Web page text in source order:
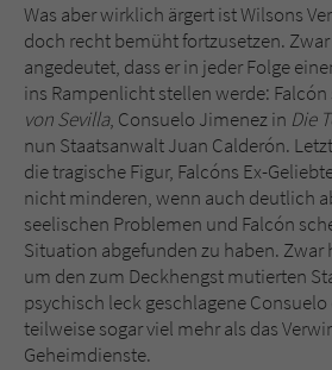
Was aber wirklich ärgert ist Wilsons
doch recht bemüht fortzusetzen.
angedeutet, dass er in jeder Folge
ins Rampenlicht stellen werde: Falcón
von Sevilla, Consuelo Jimenez in Die
nun Staatsanwalt Juan Calderón.
die tragische Figur, Falcóns Ex-
nicht minderen, wenn auch deutlich
seelischen Problemen und Falcón
Situation abgefunden zu haben. Zwar
um den zum Deckhengst mutierten
psychisch leck geschlagene
teilweise sogar viel mehr als das
Geheimdienste.